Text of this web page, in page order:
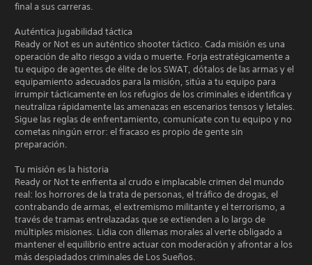
final a sus carreras.
Auténtica jugabilidad táctica
Ready or Not es un auténtico shooter táctico. Cada misión es una
operación de alto riesgo a vida o muerte. Forja estratégicamente a
tu equipo de agentes de élite de los SWAT, dótalos de las armas y el
equipamiento adecuados para la misión, sitúa a tu equipo para
irrumpir tácticamente en los refugios de los criminales e identifica y
neutraliza rápidamente las amenazas en escenarios tensos y letales.
Sigue las reglas de enfrentamiento, comunícate con tu equipo y no
cometas ningún error: el fracaso es propio de gente sin
preparación.
Tu misión es la historia
Ready or Not te enfrenta al crudo e implacable crimen del mundo
real: los horrores de la trata de personas, el tráfico de drogas, el
contrabando de armas, el extremismo militante y el terrorismo, a
través de tramas entrelazadas que se extienden a lo largo de
múltiples misiones. Lidia con dilemas morales al verte obligado a
mantener el equilibrio entre actuar con moderación y afrontar a los
más despiadados criminales de Los Sueños.